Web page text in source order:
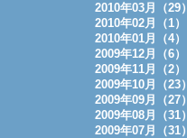
2010年03月（29）
2010年02月（1）
2010年01月（4）
2009年12月（6）
2009年11月（2）
2009年10月（23）
2009年09月（27）
2009年08月（31）
2009年07月（31）